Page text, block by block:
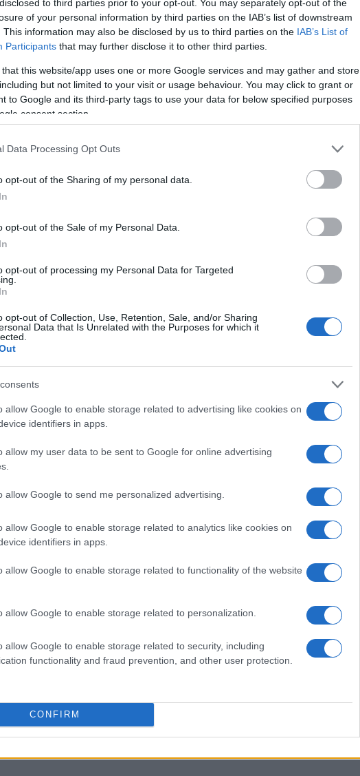
to third parties prior to your opt-out. You may separately opt-out of the
of your personal information by third parties on the IAB’s list of downstream
This information may also be disclosed by us to third parties on the IAB’s List of
Participants that may further disclose it to other third parties.
that this website/app uses one or more Google services and may gather and store
but not limited to your visit or usage behaviour. You may click to grant or
to Google and its third-party tags to use your data for below specified purposes
consent section.
Data Processing Opt Outs
opt-out of the Sharing of my personal data.
opt-out of the Sale of my Personal Data.
opt-out of processing my Personal Data for Targeted
opt-out of Collection, Use, Retention, Sale, and/or Sharing
Data that Is Unrelated with the Purposes for which it
allow Google to enable storage related to advertising like cookies on
identifiers in apps.
allow my user data to be sent to Google for online advertising
allow Google to send me personalized advertising.
allow Google to enable storage related to analytics like cookies on
identifiers in apps.
allow Google to enable storage related to functionality of the website
allow Google to enable storage related to personalization.
allow Google to enable storage related to security, including
functionality and fraud prevention, and other user protection.
CONFIRM
animali
biologici. Viene proposta come
stress legato a stimoli acustici intensi. La
per questo la pratica dovrebbe essere
funziona
limitata; per questo la pratica dovrebbe
La biorisonanza
è descritta come una
emesse dall’organismo animale.
intensità e restituisce impulsi che, secondo
anomalie.
di farmaci né procedure invasive e viene
alle terapie veterinarie. L’obiettivo dichiarato
Al momento non esistono prove robuste
studi controllati per valutarne